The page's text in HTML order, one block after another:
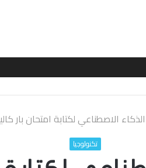
الاصطناعي لكتابة امتحان بار
تكنولوجيا